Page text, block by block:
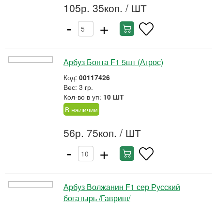
105р. 35коп. / ШТ
- +
Арбуз Бонта F1 5шт (Агрос)
Код: 00117426
Вес: 3 гр.
Кол-во в уп: 10 ШТ
В наличии
56р. 75коп. / ШТ
- +
Арбуз Волжанин F1 сер Русский
богатырь /Гавриш/